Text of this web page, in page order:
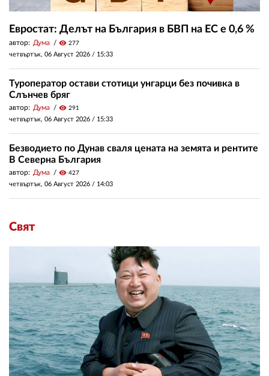
Евростат: Делът на България в БВП на ЕС е 0,6 %
автор: Дума visibility 277
четвъртък, 06 Август 2026 / 15:33
Туроператор остави стотици унгарци без почивка в
Слънчев бряг
автор: Дума visibility 291
четвъртък, 06 Август 2026 / 15:33
Безводието по Дунав сваля цената на земята и рентите
В Северна България
автор: Дума visibility 427
четвъртък, 06 Август 2026 / 14:03
Свят